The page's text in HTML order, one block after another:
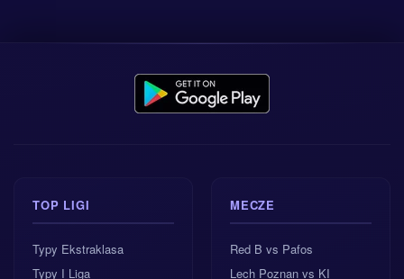
TOP LIGI
Typy Ekstraklasa
Typy I Liga
MECZE
Red B vs Pafos
Lech Poznan vs KI